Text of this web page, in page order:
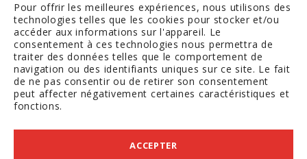
Pour offrir les meilleures expériences, nous utilisons des
technologies telles que les cookies pour stocker et/ou
accéder aux informations sur l'appareil. Le
consentement à ces technologies nous permettra de
traiter des données telles que le comportement de
navigation ou des identifiants uniques sur ce site. Le fait
de ne pas consentir ou de retirer son consentement
peut affecter négativement certaines caractéristiques et
fonctions.
ACCEPTER